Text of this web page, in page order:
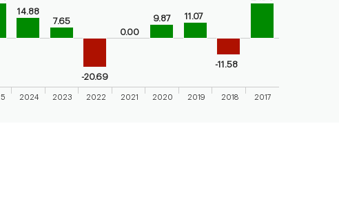
1 X axis displaying categories.
1 Y axis displaying values. Range: -25 to 50.
14.88
7.65
-20.69
0.00
9.87 11.07
-11.58
2024 2023 2022 2021 2020 2019 2018 2017